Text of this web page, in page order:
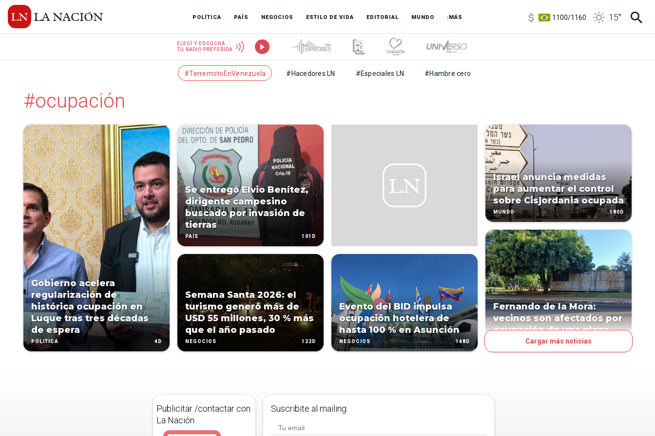
POLÍTICA PAÍS NEGOCIOS ESTILO DE VIDA EDITORIAL MUNDO :MÁS
1100/1160
15°
ELEGÍ Y ESCUCHÁ
TU RADIO PREFERIDA
#TerremotoEnVenezuela #Hacedores LN #Especiales LN #Hambre cero
#ocupación
Gobierno acelera
regularización de
histórica ocupación en
Luque tras tres décadas
de espera
POLÍTICA 4D
Se entregó Elvio Benítez,
dirigente campesino
buscado por invasión de
tierras
PAÍS 101D
Semana Santa 2026: el
turismo generó más de
USD 55 millones, 30 % más
que el año pasado
NEGOCIOS 122D
Evento del BID impulsa
ocupación hotelera de
hasta 100 % en Asunción
NEGOCIOS 148D
Israel anuncia medidas
para aumentar el control
sobre Cisjordania ocupada
MUNDO 180D
Fernando de la Mora:
vecinos son afectados por
ocupación de una plaza
Cargar más noticias
Publicitar /contactar con
La Nación
Suscribite al mailing.